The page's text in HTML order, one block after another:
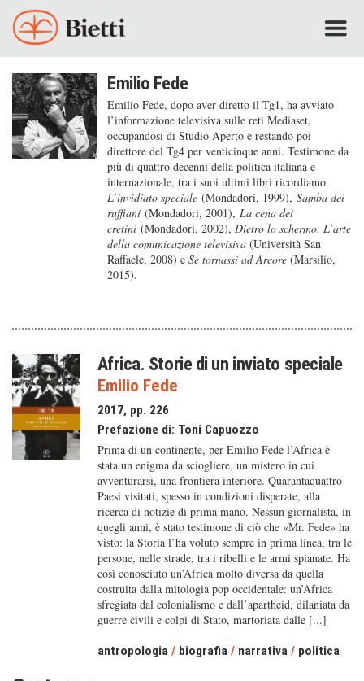
Emilio Fede
Emilio Fede, dopo aver diretto il Tg1, ha avviato
l’informazione televisiva sulle reti Mediaset,
occupandosi di Studio Aperto e restando poi
direttore del Tg4 per venticinque anni. Testimone da
più di quattro decenni della politica italiana e
internazionale, tra i suoi ultimi libri ricordiamo
L’invidiato speciale (Mondadori, 1999),Samba dei
ruffiani (Mondadori, 2001), La cena dei
cretini (Mondadori, 2002), Dietro lo schermo. L’arte
della comunicazione televisiva (Università San
Raffaele, 2008) eSe tornassi ad Arcore (Marsilio,
2015).
Africa. Storie di un inviato speciale
Emilio Fede
2017, pp. 226
Prefazione di: Toni Capuozzo
Prima di un continente, per Emilio Fede l’Africa è
stata un enigma da sciogliere, un mistero in cui
avventurarsi, una frontiera interiore. Quarantaquattro
Paesi visitati, spesso in condizioni disperate, alla
ricerca di notizie di prima mano. Nessun giornalista, in
quegli anni, è stato testimone di ciò che «Mr. Fede» ha
visto: la Storia l’ha voluto sempre in prima linea, tra le
persone, nelle strade, tra i ribelli e le armi spianate. Ha
così conosciuto un’Africa molto diversa da quella
costruita dalla mitologia pop occidentale: un’Africa
sfregiata dal colonialismo e dall’apartheid, dilaniata da
guerre civili e colpi di Stato, martoriata dalle [...]
antropologia / biografia / narrativa / politica